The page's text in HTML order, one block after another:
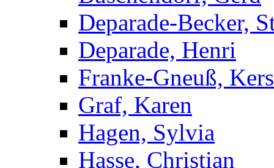
Deparade-Becker,
Deparade, Henri
Franke-Gneuß,
Graf, Karen
Hagen, Sylvia
Hasse, Christian